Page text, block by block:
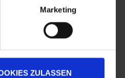
Marketing
ZULASSEN